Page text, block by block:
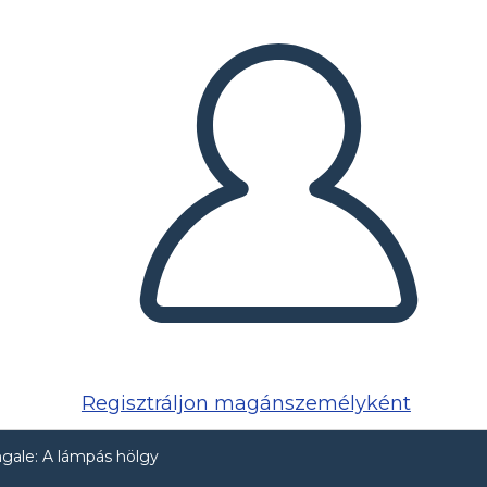
Regisztráljon magánszemélyként
A lámpás hölgy